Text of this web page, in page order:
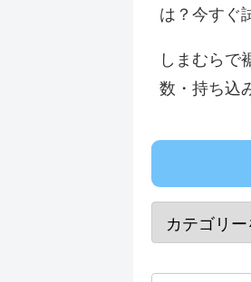
は？今すぐ
しまむらで
数・持ち込